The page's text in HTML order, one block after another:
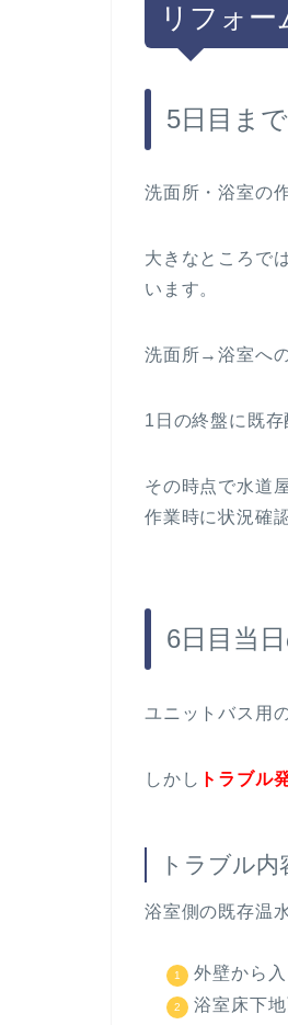
リフォー
5日目ま
洗面所・浴室の
大きなところで
います。
洗面所→浴室へ
1日の終盤に既
その時点で水道
作業時に状況確
6日目当
ユニットバス用
しかし トラブル
トラブル内
浴室側の既存温
外壁から入
浴室床下